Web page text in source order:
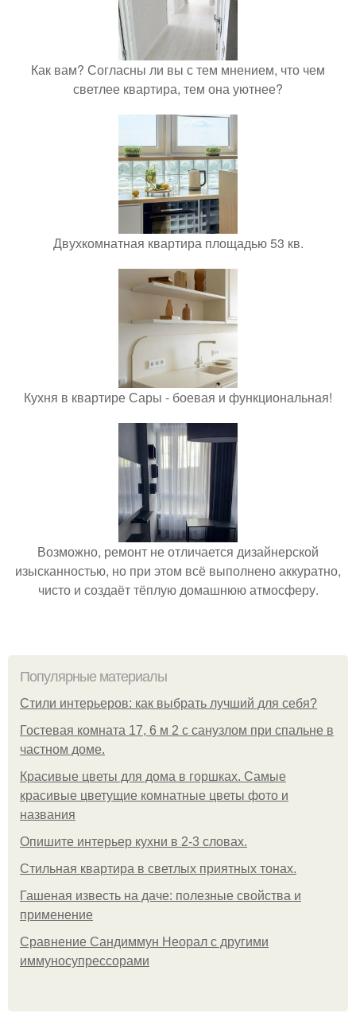
Как вам? Согласны ли вы с тем мнением, что чем
светлее квартира, тем она уютнее?
Двухкомнатная квартира площадью 53 кв.
Кухня в квартире Сары - боевая и функциональная!
Возможно, ремонт не отличается дизайнерской
изысканностью, но при этом всё выполнено аккуратно,
чисто и создаёт тёплую домашнюю атмосферу.
Популярные материалы
Стили интерьеров: как выбрать лучший для себя?
Гостевая комната 17, 6 м 2 с санузлом при спальне в
частном доме.
Красивые цветы для дома в горшках. Самые
красивые цветущие комнатные цветы фото и
названия
Опишите интерьер кухни в 2-3 словах.
Стильная квартира в светлых приятных тонах.
Гашеная известь на даче: полезные свойства и
применение
Сравнение Сандиммун Неорал с другими
иммуносупрессорами